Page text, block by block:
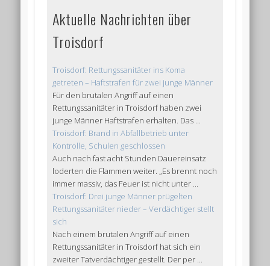
Aktuelle Nachrichten über
Troisdorf
Troisdorf: Rettungssanitäter ins Koma
getreten – Haftstrafen für zwei junge Männer
Für den brutalen Angriff auf einen
Rettungssanitäter in Troisdorf haben zwei
junge Männer Haftstrafen erhalten. Das ...
Troisdorf: Brand in Abfallbetrieb unter
Kontrolle, Schulen geschlossen
Auch nach fast acht Stunden Dauereinsatz
loderten die Flammen weiter. „Es brennt noch
immer massiv, das Feuer ist nicht unter ...
Troisdorf: Drei junge Männer prügelten
Rettungssanitäter nieder – Verdächtiger stellt
sich
Nach einem brutalen Angriff auf einen
Rettungssanitäter in Troisdorf hat sich ein
zweiter Tatverdächtiger gestellt. Der per ...